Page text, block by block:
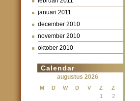
januari 2011
december 2010
november 2010
oktober 2010
Calendar
augustus 2026
M D W D V Z
Z
1
2